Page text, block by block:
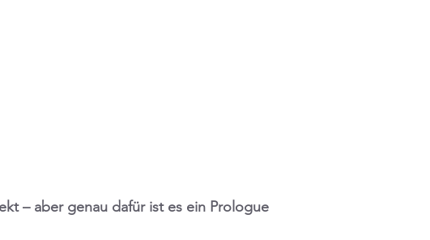
– aber genau dafür ist es ein Prologue